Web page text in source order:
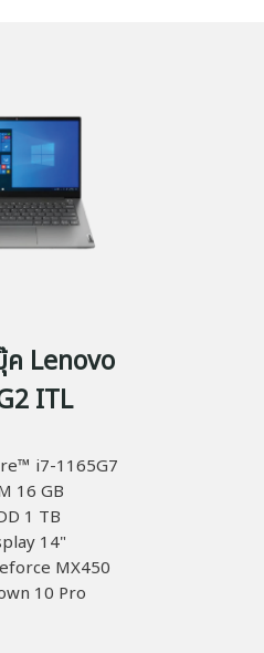
ค Lenovo
ITL
i7-1165G7
16 GB
1 TB
14"
MX450
10 Pro